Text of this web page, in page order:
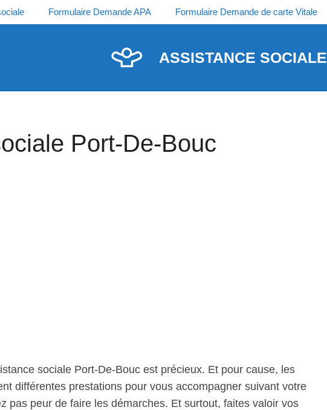
Formulaire Demande APA Formulaire Demande de carte Vitale
ASSISTANCE SOCIALE
Port-De-Bouc
sociale Port-De-Bouc est précieux. Et pour cause, les
différentes prestations pour vous accompagner suivant votre
pas peur de faire les démarches. Et surtout, faites valoir vos